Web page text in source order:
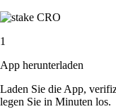
1
App herunterladen
Laden Sie die App,
legen Sie in Minuten los.